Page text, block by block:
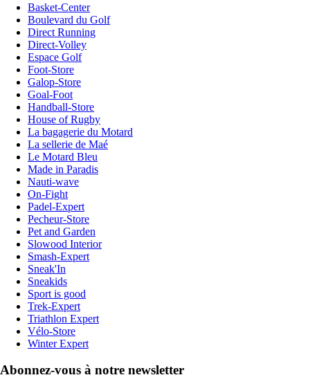
Basket-Center
Boulevard du Golf
Direct Running
Direct-Volley
Espace Golf
Foot-Store
Galop-Store
Goal-Foot
Handball-Store
House of Rugby
La bagagerie du Motard
La sellerie de Maé
Le Motard Bleu
Made in Paradis
Nauti-wave
On-Fight
Padel-Expert
Pecheur-Store
Pet and Garden
Slowood Interior
Smash-Expert
Sneak'In
Sneakids
Sport is good
Trek-Expert
Triathlon Expert
Vélo-Store
Winter Expert
Abonnez-vous à notre newsletter